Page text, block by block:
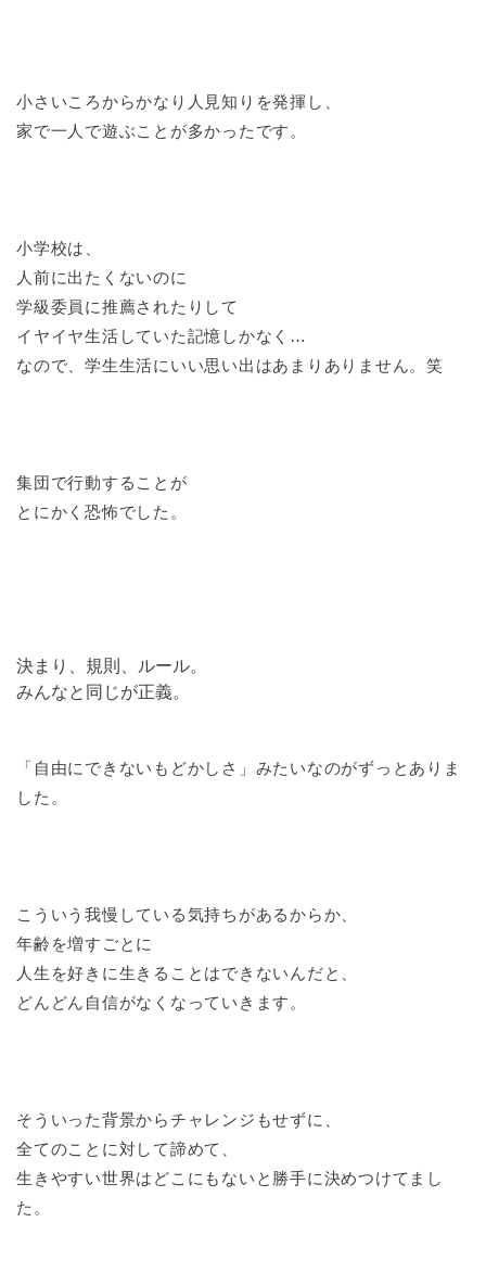
小さいころからかなり人見知りを発揮し、
家で一人で遊ぶことが多かったです。
小学校は、
人前に出たくないのに
学級委員に推薦されたりして
イヤイヤ生活していた記憶しかなく…
なので、学生生活にいい思い出はあまりありません。笑
集団で行動することが
とにかく恐怖でした。
決まり、規則、ルール。
みんなと同じが正義。
「自由にできないもどかしさ」みたいなのがずっとありま
した。
こういう我慢している気持ちがあるからか、
年齢を増すごとに
人生を好きに生きることはできないんだと、
どんどん自信がなくなっていきます。
そういった背景からチャレンジもせずに、
全てのことに対して諦めて、
生きやすい世界はどこにもないと勝手に決めつけてまし
た。